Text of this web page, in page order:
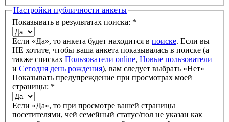
Настройки публичности анкеты
Показывать в результатах поиска: *
Если «Да», то анкета будет находится в поиске. Если вы
НЕ хотите, чтобы ваша анкета показывалась в поиске (а
также списках Пользователи online, Новые пользователи
и Сегодня день рождения), вам следует выбрать «Нет»
Показывать предупреждение при просмотрах моей
страницы: *
Если «Да», то при просмотре вашей страницы
посетителями, чей семейный статус/пол не указан как